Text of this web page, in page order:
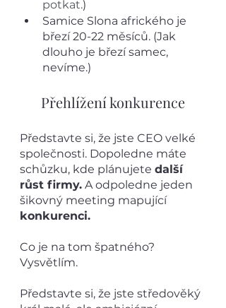
potkat.)
Samice Slona afrického je
březí 20-22 měsíců. (Jak
dlouho je březí samec,
nevíme.)
Přehlížení konkurence
Představte si, že jste CEO velké
společnosti. Dopoledne máte
schůzku, kde plánujete další
růst firmy. A odpoledne jeden
šikovný meeting mapující
konkurenci.
Co je na tom špatného?
Vysvětlím.
Představte si, že jste středověký